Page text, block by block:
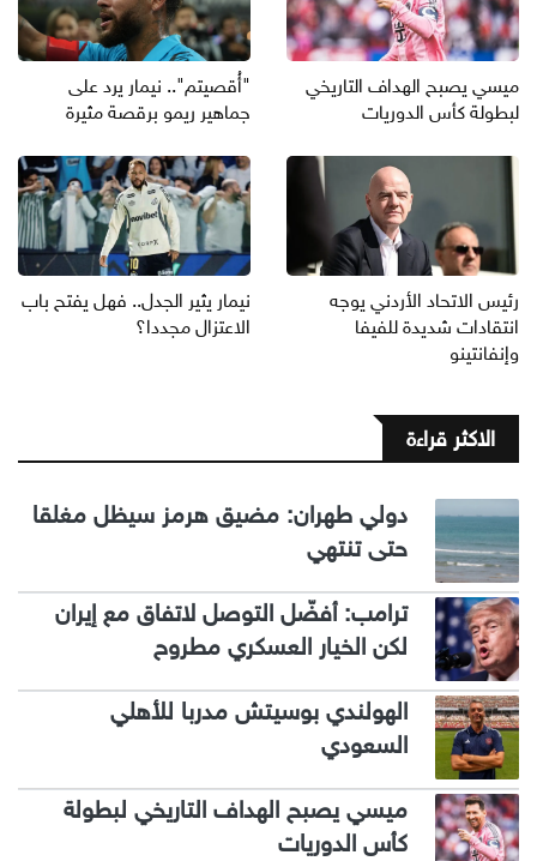
ميسي يصبح الهداف التاريخي
لبطولة كأس الدوريات
"أُقصيتم".. نيمار يرد على
جماهير ريمو برقصة مثيرة
رئيس الاتحاد الأردني يوجه
انتقادات شديدة للفيفا
وإنفانتينو
نيمار يثير الجدل.. فهل يفتح باب
الاعتزال مجددا؟
الاكثر قراءة
دولي طهران: مضيق هرمز سيظل مغلقا
حتى تنتهي
ترامب: أفضّل التوصل لاتفاق مع إيران
لكن الخيار العسكري مطروح
الهولندي بوسيتش مدربا للأهلي
السعودي
ميسي يصبح الهداف التاريخي لبطولة
كأس الدوريات